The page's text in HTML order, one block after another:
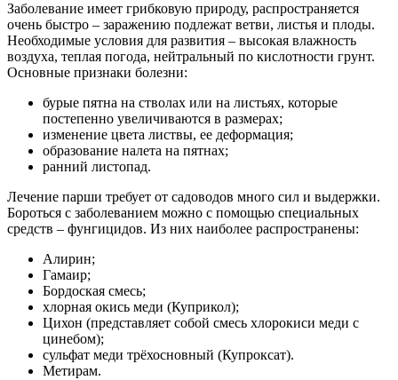
Заболевание имеет грибковую природу, распространяется
очень быстро – заражению подлежат ветви, листья и плоды.
Необходимые условия для развития – высокая влажность
воздуха, теплая погода, нейтральный по кислотности грунт.
Основные признаки болезни:
бурые пятна на стволах или на листьях, которые
постепенно увеличиваются в размерах;
изменение цвета листвы, ее деформация;
образование налета на пятнах;
ранний листопад.
Лечение парши требует от садоводов много сил и выдержки.
Бороться с заболеванием можно с помощью специальных
средств – фунгицидов. Из них наиболее распространены:
Алирин;
Гамаир;
Бордоская смесь;
хлорная окись меди (Куприкол);
Цихон (представляет собой смесь хлорокиси меди с
цинебом);
сульфат меди трёхосновный (Купроксат).
Метирам.